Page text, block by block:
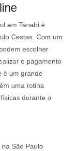
em Tanabi é
Cestas. Com um
escolher
o pagamento
é um grande
uma rotina
durante o
São Paulo